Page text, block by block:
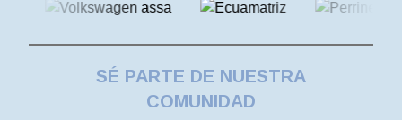
SÉ PARTE DE NUESTRA
COMUNIDAD